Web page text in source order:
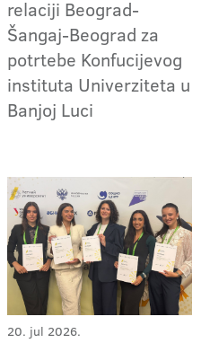
relaciji Beograd-
Šangaj-Beograd za
potrtebe Konfucijevog
instituta Univerziteta u
Banjoj Luci
20. jul 2026.